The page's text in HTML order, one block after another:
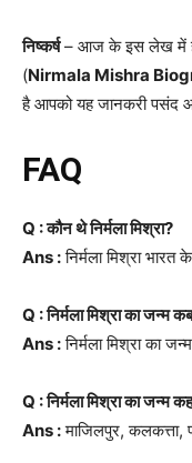
निष्कर्ष– आज के इस लेख में
(Nirmala Mishra
है आपको यह जानकरी पसंद
FAQ
Q : कौन थे निर्मला मिश्रा?
Ans :निर्मला मिश्रा भारत
Q : निर्मला मिश्रा का जन्म
Ans :निर्मला मिश्रा का
Q : निर्मला मिश्रा का जन्म
Ans :माजिलपुर, कलकत्ता,